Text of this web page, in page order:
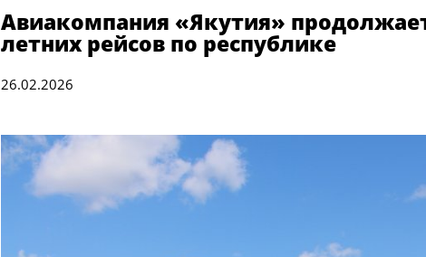
Авиакомпания «Якутия»
летних рейсов по республике
26.02.2026